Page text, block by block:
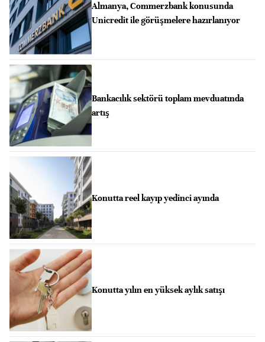
Almanya, Commerzbank konusunda
Unicredit ile görüşmelere hazırlanıyor
Bankacılık sektörü toplam mevduatında
artış
Konutta reel kayıp yedinci ayında
Konutta yılın en yüksek aylık satışı